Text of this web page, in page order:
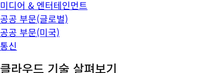
미디어 & 엔터테인먼트
공공 부문(글로벌)
공공 부문(미국)
통신
클라우드 기술 살펴보기